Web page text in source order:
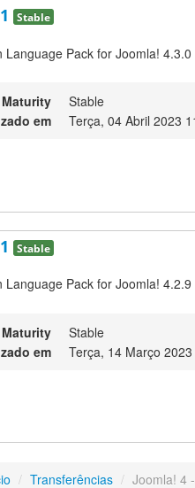
Stable
Language Pack for Joomla! 4.3.0
Maturity
Stable
em
Terça, 04 Abril 2023
Stable
Language Pack for Joomla! 4.2.9
Maturity
Stable
em
Terça, 14 Março
/ Transferências / Joomla! 4